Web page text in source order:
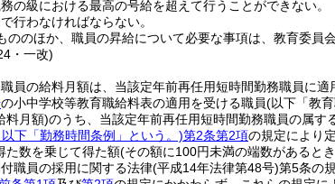
の級における最高の号給を超えて行うことができない。
行わなければならない。
ののほか、職員の昇給について必要な事項は、教育委員
・一改)
員の給料月額は、当該定年前再任用短時間勤務職員に
の小中学校等教育職給料表の適用を受ける職員(以下「教
料月額)のうち、当該定年前再任用短時間勤務職員の属す
下「勤務時間条例」という。)第2条第2項の規定により
た数を乗じて得た額(その額に100円未満の端数があると
職員の採用に関する法律(平成14年法律第48号)第5条の